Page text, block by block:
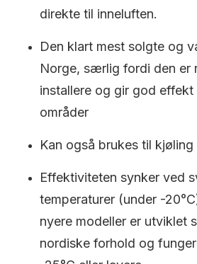
direkte til inneluften.
Den klart mest solgte og
Norge, særlig fordi den er
installere og gir god
områder
Kan også brukes til kjøling
Effektiviteten synker ved
temperaturer (under -
nyere modeller er utviklet
nordiske forhold og